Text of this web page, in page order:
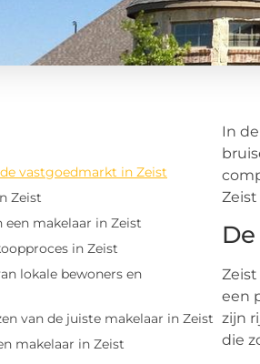
vastgoedmarkt in Zeist
Zeist
een makelaar in Zeist
in Zeist
lokale bewoners en
van de juiste makelaar in Zeist
makelaar in Zeist
In
een
zijn
die